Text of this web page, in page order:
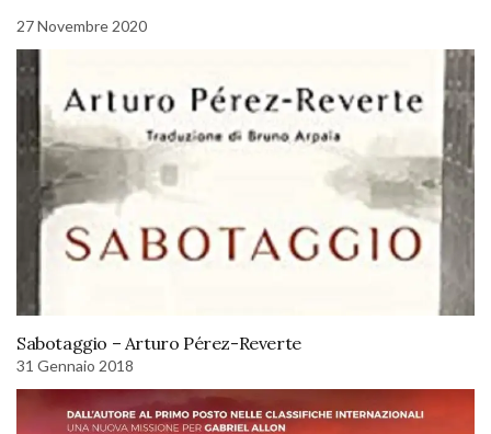
27 Novembre 2020
Sabotaggio – Arturo Pérez-Reverte
31 Gennaio 2018